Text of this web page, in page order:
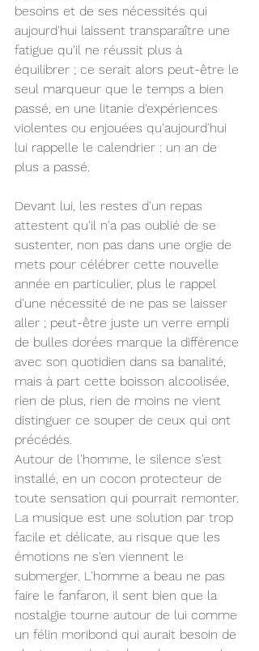
besoins et de ses nécessités qui
aujourd'hui laissent transparaître une
fatigue qu'il ne réussit plus à
équilibrer ; ce serait alors peut-être le
seul marqueur que le temps a bien
passé, en une litanie d'expériences
violentes ou enjouées qu'aujourd'hui
lui rappelle le calendrier : un an de
plus a passé.
Devant lui, les restes d'un repas
attestent qu'il n'a pas oublié de se
sustenter, non pas dans une orgie de
mets pour célébrer cette nouvelle
année en particulier, plus le rappel
d'une nécessité de ne pas se laisser
aller ; peut-être juste un verre empli
de bulles dorées marque la différence
avec son quotidien dans sa banalité,
mais à part cette boisson alcoolisée,
rien de plus, rien de moins ne vient
distinguer ce souper de ceux qui ont
précédés.
Autour de l'homme, le silence s'est
installé, en un cocon protecteur de
toute sensation qui pourrait remonter.
La musique est une solution par trop
facile et délicate, au risque que les
émotions ne s'en viennent le
submerger. L'homme a beau ne pas
faire le fanfaron, il sent bien que la
nostalgie tourne autour de lui comme
un félin moribond qui aurait besoin de